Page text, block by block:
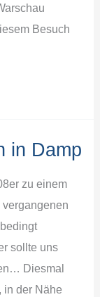
Besuch
in Damp
zu einem
sollte uns
Diesmal
in der Nähe